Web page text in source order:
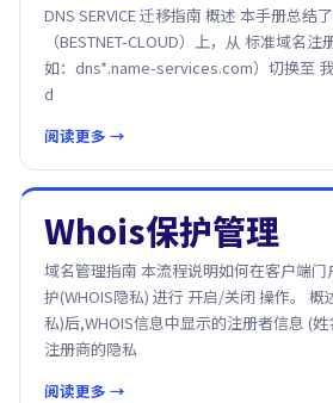
DNS SERVICE 迁移指南 概述 本手册总结
（BESTNET-CLOUD）上，从 标准域名
如：dns*.name-services.com）切换至 我
d
阅读更多 →
Whois保护管理
域名管理指南 本流程说明如何在客户端门
护(WHOIS隐私) 进行 开启/关闭 操作。 概
私)后,WHOIS信息中显示的注册者信息 (
注册商的隐私
阅读更多 →